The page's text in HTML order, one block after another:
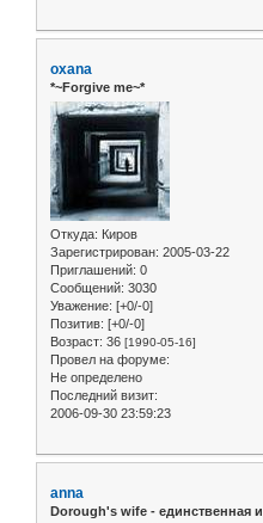
oxana
*~Forgive me~*
Откуда: Киров
Зарегистрирован: 2005-03-22
Приглашений: 0
Сообщений: 3030
Уважение: [+0/-0]
Позитив: [+0/-0]
Возраст: 36 [1990-05-16]
Провел на форуме:
Не определено
Последний визит:
2006-09-30 23:59:23
anna
Dorough's wife - единственная и